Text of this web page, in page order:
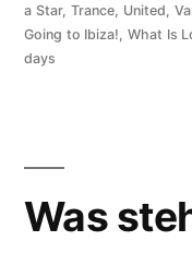
a Star, Trance United
Going to Ibiza! What Is
days
Was